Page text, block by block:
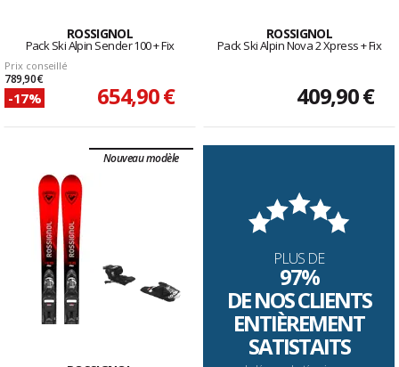
ROSSIGNOL
Pack Ski Alpin Sender 100 + Fix
Prix conseillé
789,90 €
-17% 654,90 €
ROSSIGNOL
Pack Ski Alpin Nova 2 Xpress + Fix
409,90 €
Nouveau modèle
PLUS DE
97%
DE NOS CLIENTS
ENTIÈREMENT
SATISTAITS